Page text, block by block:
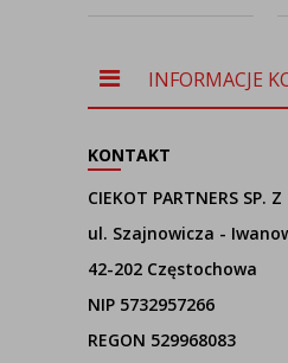
INFORMACJE
KONTAKT
CIEKOT PARTNERS SP. Z
ul. Szajnowicza -
42-202 Częstochowa
NIP 5732957266
REGON 529968083